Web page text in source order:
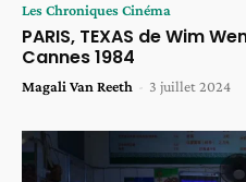
Les Chroniques Cinéma
PARIS, TEXAS de Wim
Cannes 1984
Magali Van Reeth - 3 juillet 2024